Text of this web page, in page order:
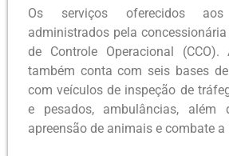
Os serviços oferecidos
administrados pela
de Controle Operacional (CCO).
também conta com seis bases
com veículos de inspeção de
e pesados, ambulâncias, além
apreensão de animais e combate a